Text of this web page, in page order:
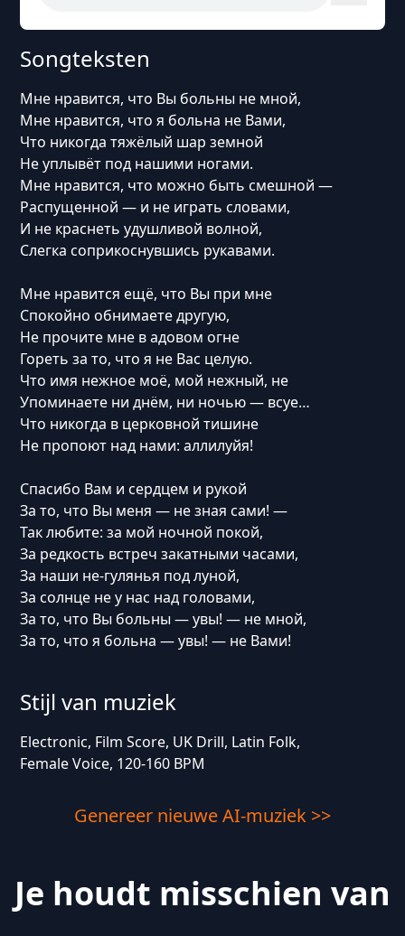
Songteksten
Мне нравится, что Вы больны не мной,
Мне нравится, что я больна не Вами,
Что никогда тяжёлый шар земной
Не уплывёт под нашими ногами.
Мне нравится, что можно быть смешной —
Распущенной — и не играть словами,
И не краснеть удушливой волной,
Слегка соприкоснувшись рукавами.
Мне нравится ещё, что Вы при мне
Спокойно обнимаете другую,
Не прочите мне в адовом огне
Гореть за то, что я не Вас целую.
Что имя нежное моё, мой нежный, не
Упоминаете ни днём, ни ночью — всуе…
Что никогда в церковной тишине
Не пропоют над нами: аллилуйя!
Спасибо Вам и сердцем и рукой
За то, что Вы меня — не зная сами! —
Так любите: за мой ночной покой,
За редкость встреч закатными часами,
За наши не-гулянья под луной,
За солнце не у нас над головами,
За то, что Вы больны — увы! — не мной,
За то, что я больна — увы! — не Вами!
Stijl van muziek
Electronic, Film Score, UK Drill, Latin Folk,
Female Voice, 120-160 BPM
Genereer nieuwe AI-muziek >>
Je houdt misschien van